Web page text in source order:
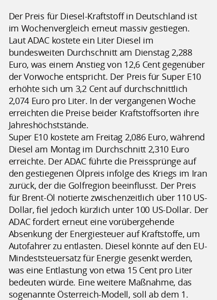
Der Preis für Diesel-Kraftstoff in Deutschland ist
im Wochenvergleich erneut massiv gestiegen.
Laut ADAC kostete ein Liter Diesel im
bundesweiten Durchschnitt am Dienstag 2,288
Euro, was einem Anstieg von 12,6 Cent gegenüber
der Vorwoche entspricht. Der Preis für Super E10
erhöhte sich um 3,2 Cent auf durchschnittlich
2,074 Euro pro Liter. In der vergangenen Woche
erreichten die Preise beider Kraftstoffsorten ihre
Jahreshöchststände.
Super E10 kostete am Freitag 2,086 Euro, während
Diesel am Montag im Durchschnitt 2,310 Euro
erreichte. Der ADAC führte die Preissprünge auf
den gestiegenen Ölpreis infolge des Kriegs im Iran
zurück, der die Golfregion beeinflusst. Der Preis
für Brent-Öl notierte zwischenzeitlich über 110 US-
Dollar, fiel jedoch kürzlich unter 100 US-Dollar. Der
ADAC fordert erneut eine vorübergehende
Absenkung der Energiesteuer auf Kraftstoffe, um
Autofahrer zu entlasten. Diesel könnte auf den EU-
Mindeststeuersatz für Energie gesenkt werden,
was eine Entlastung von etwa 15 Cent pro Liter
bedeuten würde. Eine weitere Maßnahme, das
sogenannte Österreich-Modell, soll ab dem 1.